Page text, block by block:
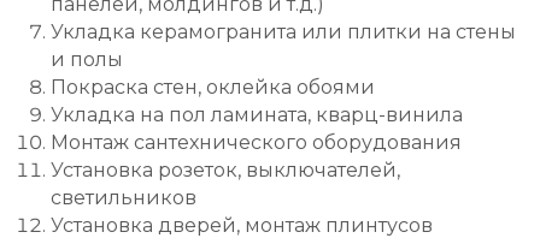
Укладка керамогранита или плитки на стены
и полы
Покраска стен, оклейка обоями
Укладка на пол ламината, кварц-винила
Монтаж сантехнического оборудования
Установка розеток, выключателей,
светильников
Установка дверей, монтаж плинтусов